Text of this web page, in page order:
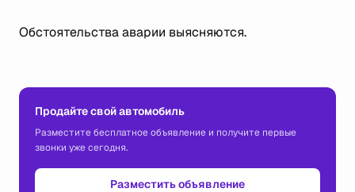
Обстоятельства аварии выясняются.
Продайте свой автомобиль
Разместите бесплатное объявление и получите первые
звонки уже сегодня.
Разместить объявление